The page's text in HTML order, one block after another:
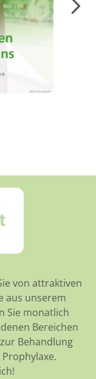
von attraktiven
aus unserem
Sie monatlich
Bereichen
Behandlung